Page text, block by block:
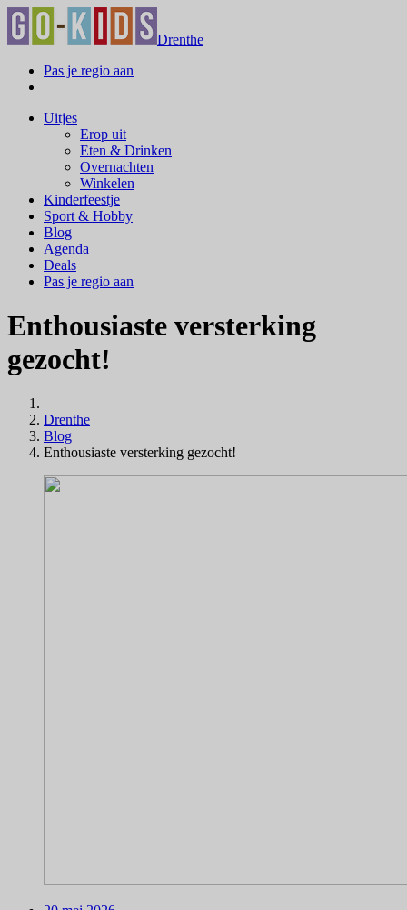
Drenthe
Pas je regio aan
Uitjes
Erop uit
Eten & Drinken
Overnachten
Winkelen
Kinderfeestje
Sport & Hobby
Blog
Agenda
Deals
Pas je regio aan
Enthousiaste versterking
gezocht!
Drenthe
Blog
Enthousiaste versterking gezocht!